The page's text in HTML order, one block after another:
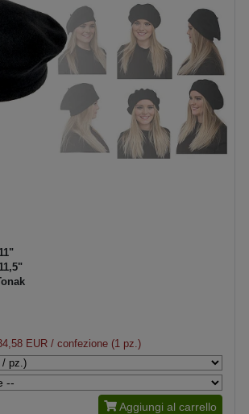
11"
11,5"
EUR/ confezione (1 pz.)
Aggiungi al carrello